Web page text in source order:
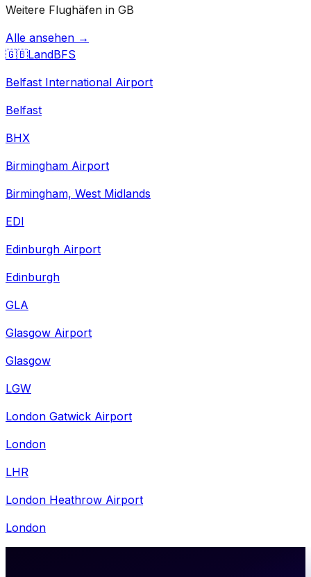
Weitere Flughäfen in GB
Alle ansehen →
🇬🇧LandBFS
Belfast International Airport
Belfast
BHX
Birmingham Airport
Birmingham, West Midlands
EDI
Edinburgh Airport
Edinburgh
GLA
Glasgow Airport
Glasgow
LGW
London Gatwick Airport
London
LHR
London Heathrow Airport
London